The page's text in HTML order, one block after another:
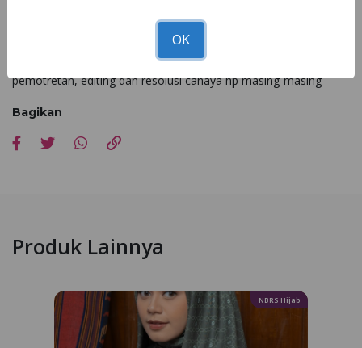
Miliki koko elegan NK 097 di seluruhNibra's House
*Kesesuaian foto dan asli 90 - 100% dipengaruhi faktor cahaya
pemotretan, editing dan resolusi cahaya hp masing-masing
Bagikan
Produk Lainnya
NBRS Hijab
OK